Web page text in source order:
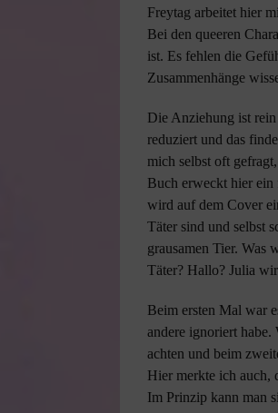
Freytag arbeitet hier
Bei den queeren
ist. Es fehlen die
Zusammenhänge
Die Anziehung ist
reduziert und das
mich selbst oft
Buch erweckt hier
wird auf dem Cover
Täter sind und selbst
grausamen Tier. Was
Täter? Hallo? Julia
Beim ersten Mal war
andere ignoriert
achten und beim
Hier merkte ich auch,
Im Prinzip kann man